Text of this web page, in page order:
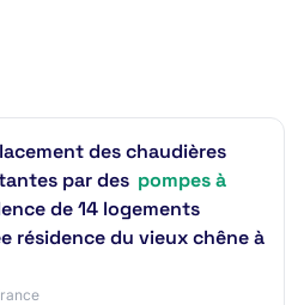
des chaudières
par des pompes à
de 14 logements
résidence du vieux chêne à